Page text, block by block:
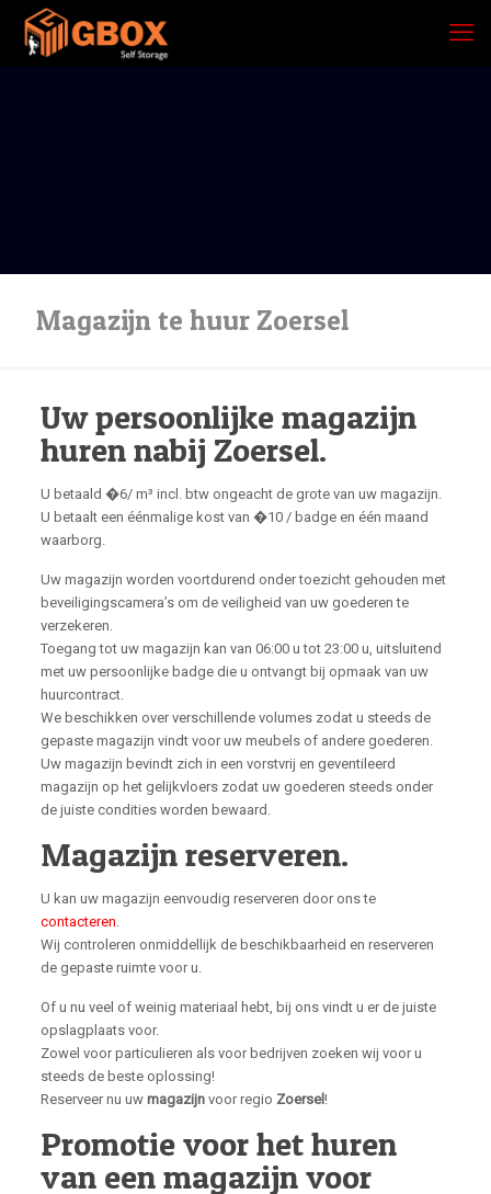
Magazijn te huur Zoersel
Uw persoonlijke magazijn
huren nabij Zoersel.
U betaald �6/ m³ incl. btw ongeacht de grote van uw magazijn.
U betaalt een éénmalige kost van �10 / badge en één maand
waarborg.
Uw magazijn worden voortdurend onder toezicht gehouden met
beveiligingscamera’s om de veiligheid van uw goederen te
verzekeren.
Toegang tot uw magazijn kan van 06:00 u tot 23:00 u, uitsluitend
met uw persoonlijke badge die u ontvangt bij opmaak van uw
huurcontract.
We beschikken over verschillende volumes zodat u steeds de
gepaste magazijn vindt voor uw meubels of andere goederen.
Uw magazijn bevindt zich in een vorstvrij en geventileerd
magazijn op het gelijkvloers zodat uw goederen steeds onder
de juiste condities worden bewaard.
Magazijn reserveren.
U kan uw magazijn eenvoudig reserveren door ons te
contacteren.
Wij controleren onmiddellijk de beschikbaarheid en reserveren
de gepaste ruimte voor u.
Of u nu veel of weinig materiaal hebt, bij ons vindt u er de juiste
opslagplaats voor.
Zowel voor particulieren als voor bedrijven zoeken wij voor u
steeds de beste oplossing!
Reserveer nu uw magazijnvoor regio Zoersel!
Promotie voor het huren
van een magazijn voor